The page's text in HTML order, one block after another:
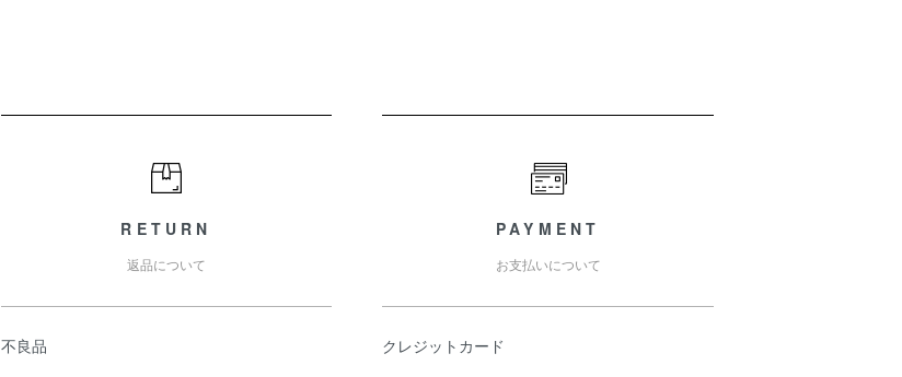
RETURN
返品について
不良品
PAYMENT
お支払いについて
クレジットカード